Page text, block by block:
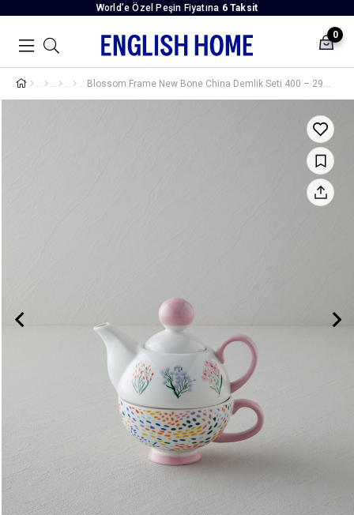
World’e Özel Peşin Fiyatına 6 Taksit
0
Blossom Frame New Bone China Demlik Seti 400 – 290 ml Pembe - Beyaz